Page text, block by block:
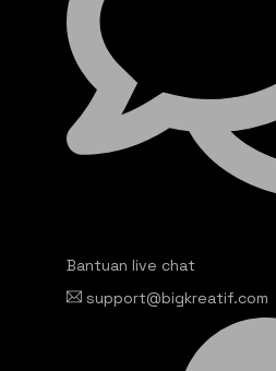
Bantuan live chat
support@bigkreatif.com